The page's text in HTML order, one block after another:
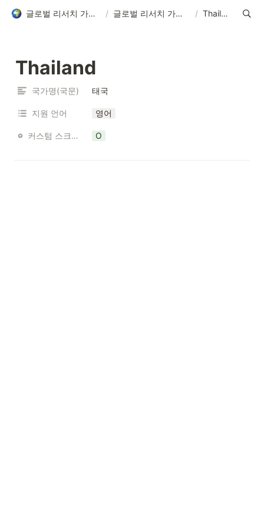
글로벌 리서치 가능 국가 목록 / 글로벌 리서치 가능 국가 목록 / Thailand
Thailand
국가명(국문) 태국
지원 언어 영어
커스텀 스크리닝 가능 여부 O